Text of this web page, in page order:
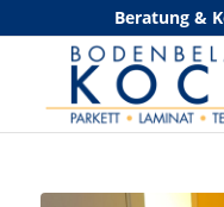
Beratung &